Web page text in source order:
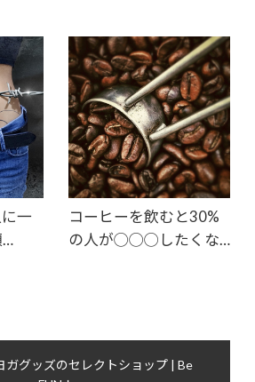
一
…
コーヒーを飲むと30%
の人が◯◯◯したくな…
ガグッズのセレクトショップ | Be